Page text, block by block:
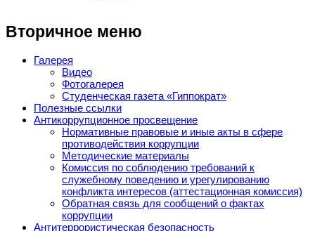
Вторичное меню
Галерея
Видео
Фотогалерея
Студенческая газета «Гиппократ»
Полезные ссылки
Антикоррупционное просвещение
Нормативные правовые и иные акты в сфере
противодействия коррупции
Методические материалы
Комиссия по соблюдению требований к
служебному поведению и урегулированию
конфликта интересов (аттестационная комиссия)
Обратная связь для сообщений о фактах
коррупции
Антитеррористическая безопасность